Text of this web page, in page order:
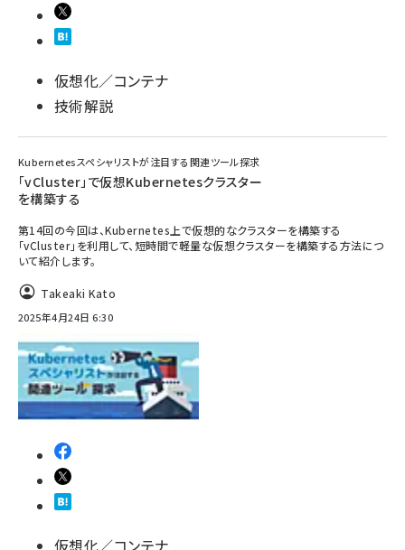
仮想化／コンテナ
技術解説
Kubernetesスペシャリストが注目する関連ツール探求
「vCluster」で仮想Kubernetesクラスター
を構築する
第14回の今回は、Kubernetes上で仮想的なクラスターを構築する
「vCluster」を利用して、短時間で軽量な仮想クラスターを構築する方法につ
いて紹介します。
Takeaki Kato
2025年4月24日 6:30
仮想化／コンテナ